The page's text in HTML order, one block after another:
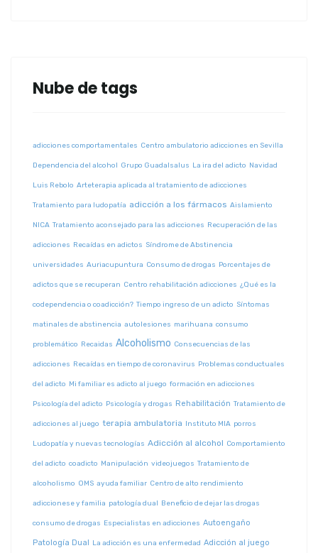
Nube de tags
adicciones comportamentales Centro ambulatorio adicciones en Sevilla
Dependencia del alcohol Grupo Guadalsalus La ira del adicto Navidad
Luis Rebolo Arteterapia aplicada al tratamiento de adicciones
Tratamiento para ludopatía adicción a los fármacos Aislamiento
NICA Tratamiento aconsejado para las adicciones Recuperación de las
adicciones Recaídas en adictos Síndrome de Abstinencia
universidades Auriacupuntura Consumo de drogas Porcentajes de
adictos que se recuperan Centro rehabilitación adicciones ¿Qué es la
codependencia o coadicción? Tiempo ingreso de un adicto Síntomas
matinales de abstinencia autolesiones marihuana consumo
problemático Recaidas Alcoholismo Consecuencias de las
adicciones Recaídas en tiempo de coronavirus Problemas conductuales
del adicto Mi familiar es adicto al juego formación en adicciones
Psicología del adicto Psicología y drogas Rehabilitación Tratamiento de
adicciones al juego terapia ambulatoria Instituto MIA porros
Ludopatía y nuevas tecnologías Adicción al alcohol Comportamiento
del adicto coadicto Manipulación videojuegos Tratamiento de
alcoholismo OMS ayuda familiar Centro de alto rendimiento
adiccionese y familia patología dual Beneficio de dejar las drogas
consumo de drogas Especialistas en adicciones Autoengaño
Patología Dual La adicción es una enfermedad Adicción al juego